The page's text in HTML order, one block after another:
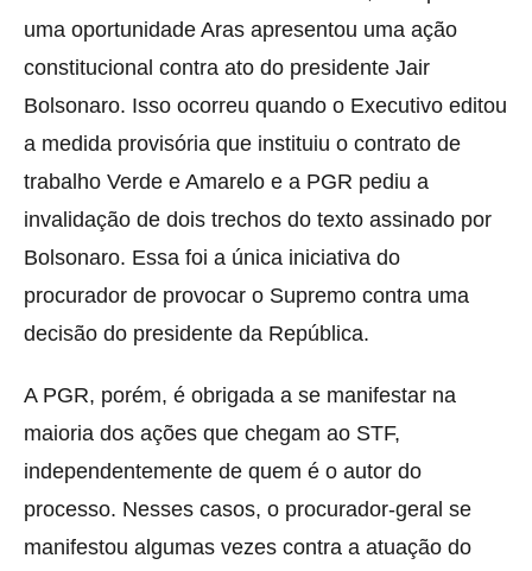
uma oportunidade Aras apresentou uma ação
constitucional contra ato do presidente Jair
Bolsonaro. Isso ocorreu quando o Executivo editou
a medida provisória que instituiu o contrato de
trabalho Verde e Amarelo e a PGR pediu a
invalidação de dois trechos do texto assinado por
Bolsonaro. Essa foi a única iniciativa do
procurador de provocar o Supremo contra uma
decisão do presidente da República.
A PGR, porém, é obrigada a se manifestar na
maioria dos ações que chegam ao STF,
independentemente de quem é o autor do
processo. Nesses casos, o procurador-geral se
manifestou algumas vezes contra a atuação do